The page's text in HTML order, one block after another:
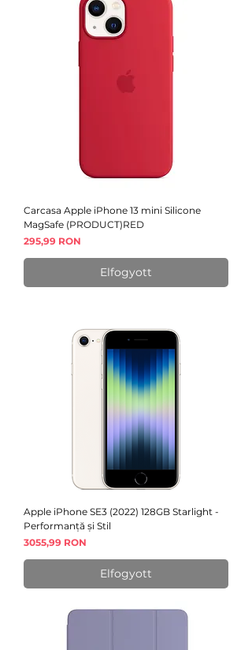
Carcasa Apple iPhone 13 mini Silicone
MagSafe (PRODUCT)RED
Ár
295,99 RON
Elfogyott
Apple iPhone SE3 (2022) 128GB Starlight -
Performanță și Stil
Ár
3055,99 RON
Elfogyott